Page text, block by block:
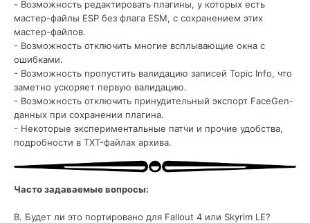
- Возможность редактировать плагины, у которых есть
мастер-файлы ESP без флага ESM, с сохранением этих
мастер-файлов.
- Возможность отключить многие всплывающие окна с
ошибками.
- Возможность пропустить валидацию записей Topic Info, что
заметно ускоряет первую валидацию.
- Возможность отключить принудительный экспорт FaceGen-
данных при сохранении плагина.
- Некоторые экспериментальные патчи и прочие удобства,
подробности в TXT-файлах архива.
Часто задаваемые вопросы:
В. Будет ли это портировано для Fallout 4 или Skyrim LE?